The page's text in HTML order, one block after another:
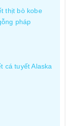
thịt bò kobe
pháp
cá tuyết Alaska